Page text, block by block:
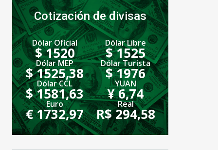
Cotización de divisas
Dólar Oficial
$ 1520
Dólar Libre
$ 1525
Dólar MEP
$ 1525,38
Dólar Turista
$ 1976
Dólar CCL
$ 1581,63
YUAN
¥ 6,74
Euro
€ 1732,97
Real
R$ 294,58